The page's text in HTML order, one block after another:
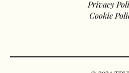
Privacy
Cookie